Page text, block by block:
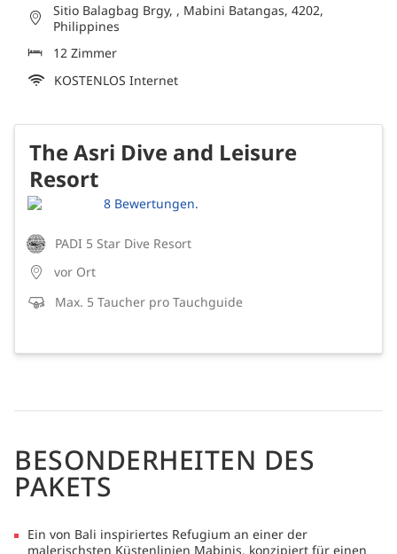
Sitio Balagbag Brgy, , Mabini Batangas, 4202,
Philippines
12 Zimmer
KOSTENLOS Internet
The Asri Dive and Leisure
Resort
8 Bewertungen.
PADI 5 Star Dive Resort
vor Ort
Max. 5 Taucher pro Tauchguide
BESONDERHEITEN DES
PAKETS
Ein von Bali inspiriertes Refugium an einer der
malerischsten Küstenlinien Mabinis, konzipiert für einen